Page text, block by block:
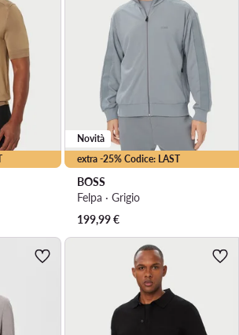
extra -25% Codice: LAST
Novità
BOSS
Felpa · Grigio
199,99€